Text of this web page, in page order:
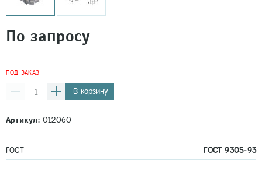
По запросу
ПОД ЗАКАЗ
В корзину
Артикул:012060
ГОСТ ГОСТ 9305-93